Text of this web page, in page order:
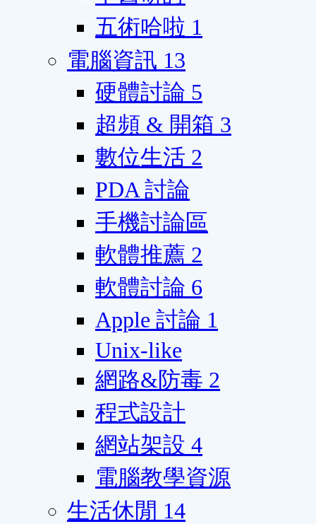
五術哈啦 1
電腦資訊 13
硬體討論 5
超頻 & 開箱 3
數位生活 2
PDA 討論
手機討論區
軟體推薦 2
軟體討論 6
Apple 討論 1
Unix-like
網路&防毒 2
程式設計
網站架設 4
電腦教學資源
生活休閒 14